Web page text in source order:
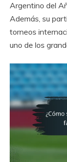
Argentino del
Además, su
torneos
uno de los